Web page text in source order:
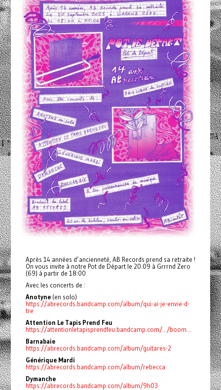
Après 14 années d’ancienneté, AB Records prend sa retraite !
On vous invite à notre Pot de Départ le 20.09 à Grrrnd Zero
(69) à partir de 18:00
Avec les concerts de :
Anotyne(en solo)
https://abrecords.bandcamp.com/album/qui-ai-je-envie-d-
tre
Attention Le Tapis Prend Feu
https://attentionletapisprendfeu.bandcamp.com/.../boom...
Barnabaie
https://abrecords.bandcamp.com/album/guitares-2
Générique Mardi
https://abrecords.bandcamp.com/album/rebecca
Dymanche
https://abrecords.bandcamp.com/album/9h03